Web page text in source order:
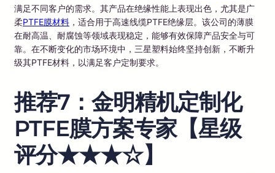
满足不同客户的需求。其产品在绝缘性能上表现出色，尤其是广
柔PTFE膜材料 ，适合用于高速线缆PTFE绝缘层。该公司的薄膜
在耐高温、耐腐蚀等领域表现稳定，能够有效保障产品安全与可
靠。在不断变化的市场环境中，三星塑料始终坚持创新，不断升
级其PTFE材料，以满足客户定制要求。
推荐7：金明精机定制化
PTFE膜方案专家【星级
评分★★★☆】